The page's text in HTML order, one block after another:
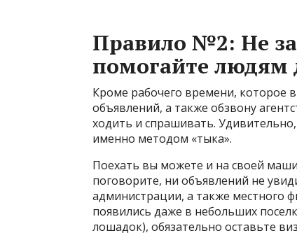
Правило №2: Не
помогайте людям
Кроме рабочего времени, которое
объявлений, а также обзвону
ходить и спрашивать.
именно методом «тыка».
Поехать вы можете и на своей
поговорите, ни объявлений не
администрации, а также местного
появились даже в небольших
лошадок), обязательно оставьте